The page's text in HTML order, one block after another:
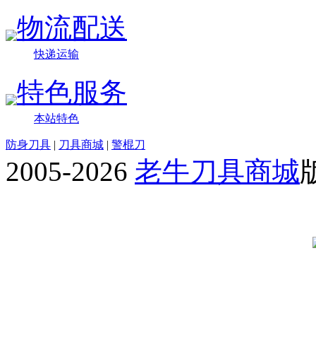
物流配送
快递运输
特色服务
本站特色
防身刀具 | 刀具商城 | 警棍刀
2005-2026 老牛刀具商城